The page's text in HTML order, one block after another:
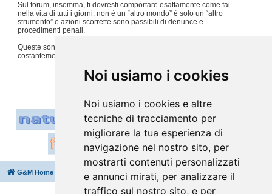
Noi usiamo i cookies
Noi usiamo i cookies e altre
tecniche di tracciamento per
migliorare la tua esperienza di
navigazione nel nostro sito, per
mostrarti contenuti personalizzati
e annunci mirati, per analizzare il
traffico sul nostro sito, e per
Sul forum, insomma, ti dovresti comportare esattamente come fai
nella vita di tutti i giorni: non è un “altro mondo” è solo un “altro
strumento” e azioni scorrette sono passibili di denunce e
procedimenti penali.
Queste sono solo alcune regole, per tutto il resto usiamo
costantemente
G&M Home Tutti gli orari sonoUTC+02:00
Cancella cookie